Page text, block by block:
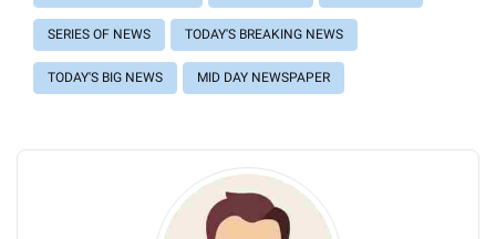
SERIES OF NEWS TODAY'S BREAKING NEWS
TODAY'S BIG NEWS MID DAY NEWSPAPER